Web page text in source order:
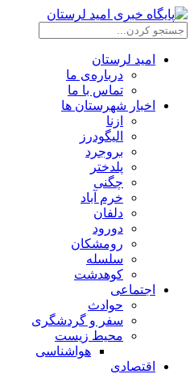
امید لرستان
درباره‌ی ما
تماس با ما
اخبار شهرستان ها
ازنا
الیگودرز
بروجرد
پلدختر
چگنی
خرم آباد
دلفان
دورود
رومشکان
سلسله
کوهدشت
اجتماعی
حوادث
سفر و گردشگری
محیط زیست
هواشناسی
اقتصادی